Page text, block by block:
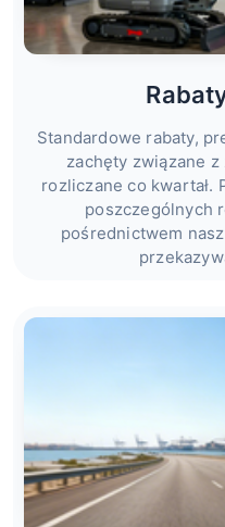
Standardowe rabaty,
zachęty związane z
rozliczane co kwartał.
poszczególnych
pośrednictwem